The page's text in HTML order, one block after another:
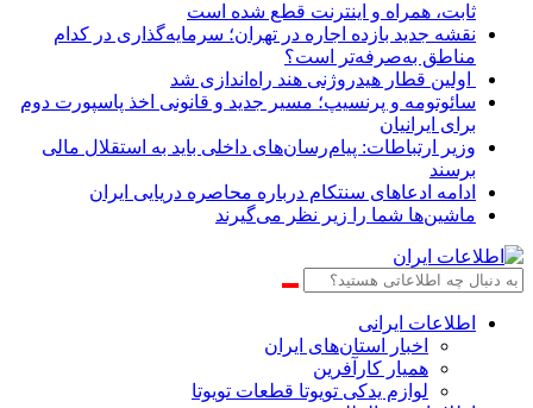
ثابت، همراه و اینترنت ‌قطع شده است
نقشه جدید بازده اجاره در تهران؛ سرمایه‌گذاری در کدام
مناطق به‌صرفه‌تر است؟
اولین قطار هیدروژنی هند راه‌اندازی شد
سائوتومه و پرنسیپ؛ مسیر جدید و قانونی اخذ پاسپورت دوم
برای ایرانیان
وزیر ارتباطات: پیام‌رسان‌های داخلی باید به استقلال مالی
برسند
ادامه ادعاهای سنتکام درباره محاصره دریایی ایران
ماشین‌ها شما را زیر نظر می‌گیرند
اطلاعات‌ ‎ایرانی
اخبار استان‌های ایران
همیار کارآفرین
لوازم یدکی تویوتا قطعات تویوتا